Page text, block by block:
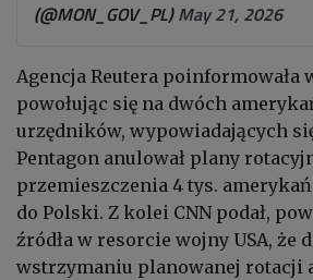
(@MON_GOV_PL)May 21, 2026
Agencja Reutera poinformowała
powołując się na dwóch
urzędników, wypowiadających
Pentagon anulował plany
przemieszczenia 4 tys.
do Polski. Z kolei CNN podał,
źródła w resorcie wojny USA, że
wstrzymaniu planowanej rotacji